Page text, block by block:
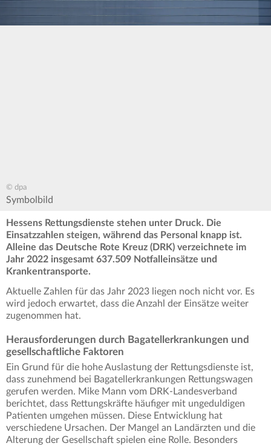
© dpa
Symbolbild
Hessens Rettungsdienste stehen unter Druck. Die
Einsatzzahlen steigen, während das Personal knapp ist.
Alleine das Deutsche Rote Kreuz (DRK) verzeichnete im
Jahr 2022 insgesamt 637.509 Notfalleinsätze und
Krankentransporte.
Aktuelle Zahlen für das Jahr 2023 liegen noch nicht vor. Es
wird jedoch erwartet, dass die Anzahl der Einsätze weiter
zugenommen hat.
Herausforderungen durch Bagatellerkrankungen und
gesellschaftliche Faktoren
Ein Grund für die hohe Auslastung der Rettungsdienste ist,
dass zunehmend bei Bagatellerkrankungen Rettungswagen
gerufen werden. Mike Mann vom DRK-Landesverband
berichtet, dass Rettungskräfte häufiger mit ungeduldigen
Patienten umgehen müssen. Diese Entwicklung hat
verschiedene Ursachen. Der Mangel an Landärzten und die
Alterung der Gesellschaft spielen eine Rolle. Besonders